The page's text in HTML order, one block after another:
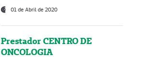
01 de Abril de 2020
Prestador CENTRO DE
ONCOLOGIA